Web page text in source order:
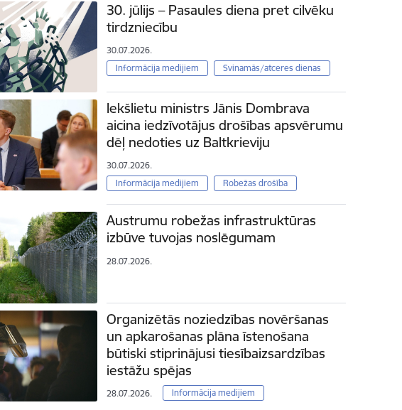
30. jūlijs – Pasaules diena pret cilvēku
tirdzniecību
30.07.2026.
Informācija medijiem
Svinamās/atceres dienas
Iekšlietu ministrs Jānis Dombrava
aicina iedzīvotājus drošības apsvērumu
dēļ nedoties uz Baltkrieviju
30.07.2026.
Informācija medijiem
Robežas drošība
Austrumu robežas infrastruktūras
izbūve tuvojas noslēgumam
28.07.2026.
Organizētās noziedzības novēršanas
un apkarošanas plāna īstenošana
būtiski stiprinājusi tiesībaizsardzības
iestāžu spējas
28.07.2026. Informācija medijiem